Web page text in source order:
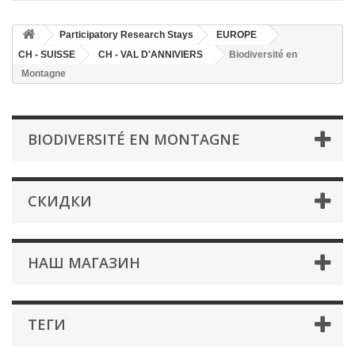
Participatory Research Stays
EUROPE
CH - SUISSE
CH - VAL D'ANNIVIERS
Biodiversité en
Montagne
BIODIVERSITÉ EN MONTAGNE
СКИДКИ
НАШ МАГАЗИН
ТЕГИ